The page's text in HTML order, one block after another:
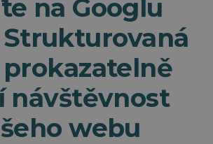
na Googlu
návštěvnost
webu